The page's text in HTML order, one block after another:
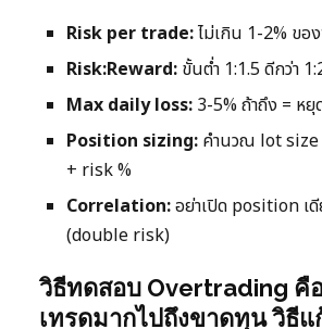
Risk per trade:ไม่เกิน 1-2% ขอ
Risk:Reward: ขั้นต่ำ 1:1.5 ดีกว่า
Max daily loss: 3-5% ถ้าถึง = ห
Position sizing: คำนวณ lot size
+ risk %
Correlation:อย่าเปิด position เ
(double risk)
วิธีทดสอบ Overtrading คื
เทรดมากไปถึงขาดทุน วิธี